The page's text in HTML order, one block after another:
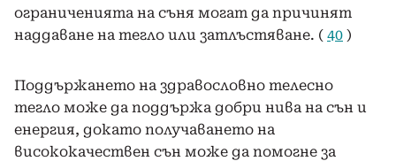
ограниченията на съня могат да причинят
наддаване на тегло или затлъстяване. ( 40 )
Поддържането на здравословно телесно
тегло може да поддържа добри нива на сън и
енергия, докато получаването на
висококачествен сън може да помогне за